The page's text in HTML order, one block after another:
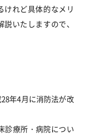
けれど具体的なメリ
いたしますので、
年4月に消防法が改
診療所・病院につい